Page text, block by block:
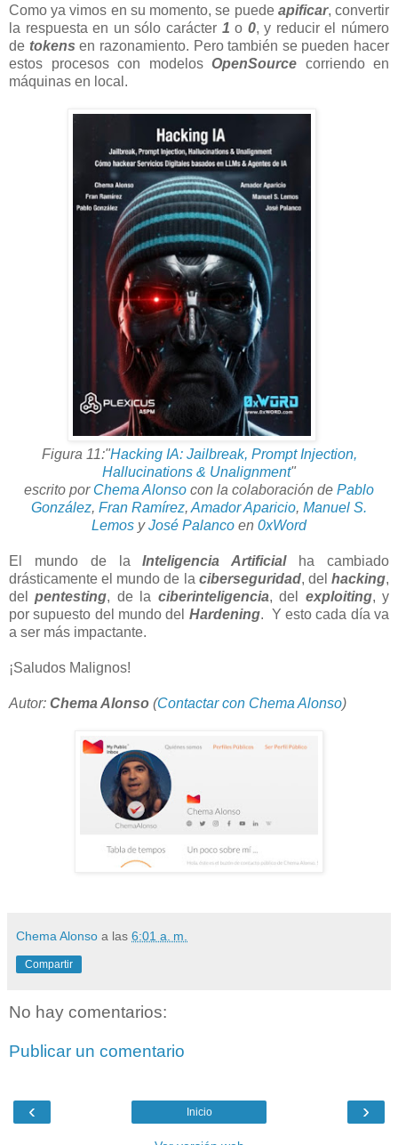
Como ya vimos en su momento, se puede apificar, convertir
la respuesta en un sólo carácter 1 o 0, y reducir el número
de tokens en razonamiento. Pero también se pueden hacer
estos procesos con modelos OpenSource corriendo en
máquinas en local.
Figura 11:"Hacking IA: Jailbreak, Prompt Injection,
Hallucinations & Unalignment"
escrito por Chema Alonso con la colaboración de Pablo
González, Fran Ramírez, Amador Aparicio, Manuel S.
Lemos y José Palanco en 0xWord
El mundo de laInteligencia Artificialha cambiado
drásticamente el mundo de la ciberseguridad, delhacking,
delpentesting, de la ciberinteligencia, del exploiting, y
por supuesto del mundo del Hardening. Y esto cada día va
a ser más impactante.
¡Saludos Malignos!
Autor: Chema Alonso (Contactar con Chema Alonso)
Chema Alonso a las 6:01 a. m.
Compartir
No hay comentarios:
Publicar un comentario
‹ ›
Inicio